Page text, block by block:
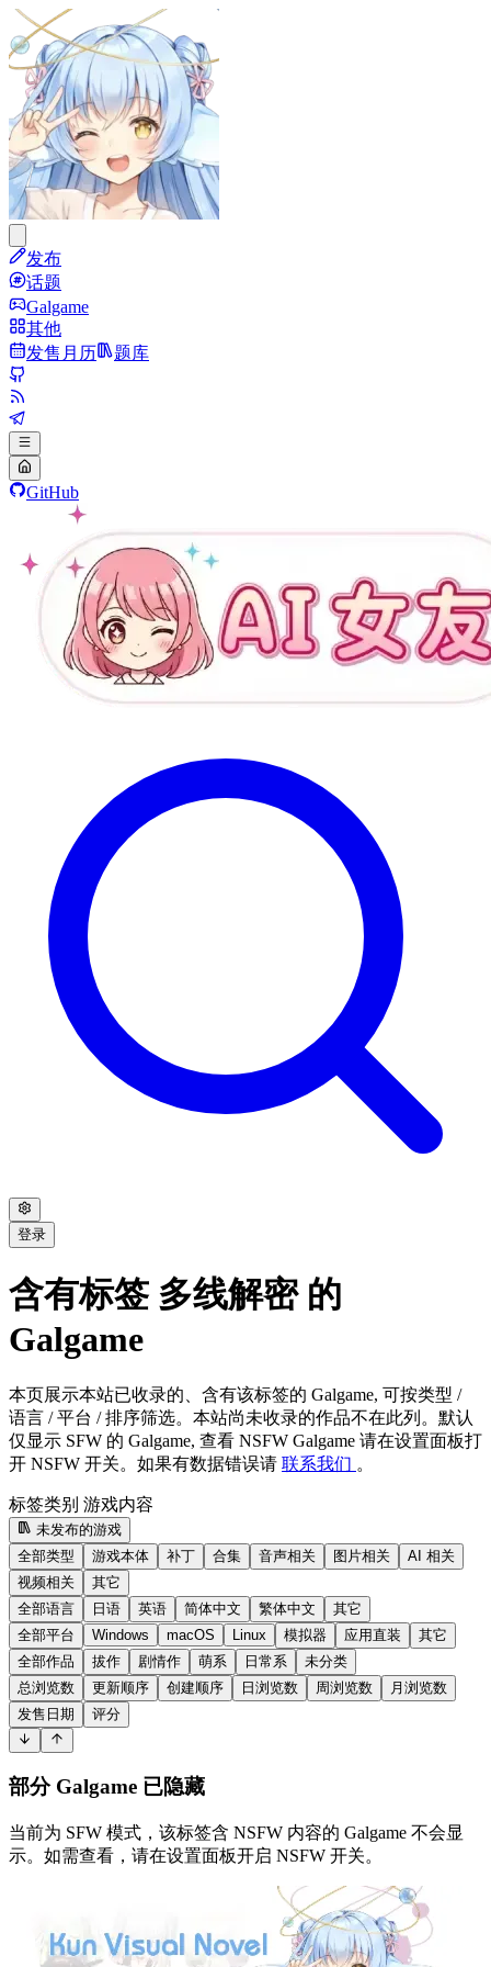
发布
话题
Galgame
其他
发售月历
题库
GitHub
登录
含有标签 多线解密 的
Galgame
本页展示本站已收录的、含有该标签的 Galgame, 可按类型 /
语言 / 平台 / 排序筛选。本站尚未收录的作品不在此列。默认
仅显示 SFW 的 Galgame, 查看 NSFW Galgame 请在设置面板打
开 NSFW 开关。如果有数据错误请 联系我们 。
标签类别 游戏内容
未发布的游戏
全部类型
游戏本体 补丁 合集 音声相关 图片相关
AI 相关
视频相关
其它
全部语言
日语 英语 简体中文 繁体中文
其它
全部平台
Windows macOS Linux 模拟器 应用直装
其它
全部作品
拔作 剧情作 萌系 日常系
未分类
总浏览数
更新顺序 创建顺序 日浏览数 周浏览数
月浏览数
发售日期
评分
部分 Galgame 已隐藏
当前为 SFW 模式，该标签含 NSFW 内容的 Galgame 不会显
示。如需查看，请在设置面板开启 NSFW 开关。